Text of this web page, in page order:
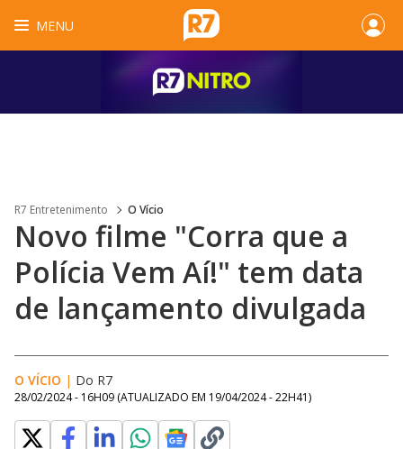
MENU
R7 Entretenimento O Vício
Novo filme "Corra que a
Polícia Vem Aí!" tem data
de lançamento divulgada
O VÍCIO | Do R7
28/02/2024 - 16H09 (ATUALIZADO EM 19/04/2024 - 22H41)